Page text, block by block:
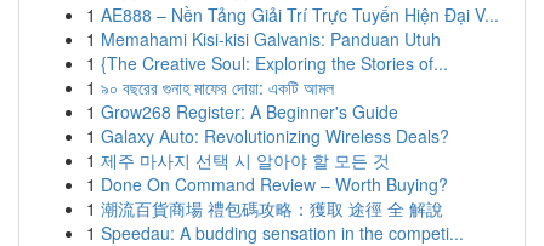
1 AE888 – Nền Tảng Giải Trí Trực Tuyến Hiện Đại V...
1 Memahami Kisi-kisi Galvanis: Panduan Utuh
1 {The Creative Soul: Exploring the Stories of...
1 ৯০ বছরের গুনাহ মাফের দোয়া: একটি আমল
1 Grow268 Register: A Beginner's Guide
1 Galaxy Auto: Revolutionizing Wireless Deals?
1 제주 마사지 선택 시 알아야 할 모든 것
1 Done On Command Review – Worth Buying?
1 潮流百貨商場 禮包碼攻略：獲取 途徑 全 解說
1 Speedau: A budding sensation in the competi...